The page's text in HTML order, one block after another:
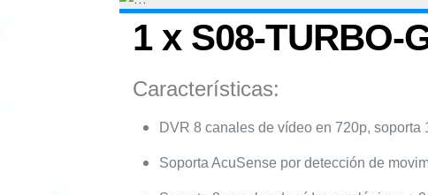
1 x S08-TURBO-
Características:
DVR 8 canales de vídeo en 720p, soporta
Soporta AcuSense por detección de